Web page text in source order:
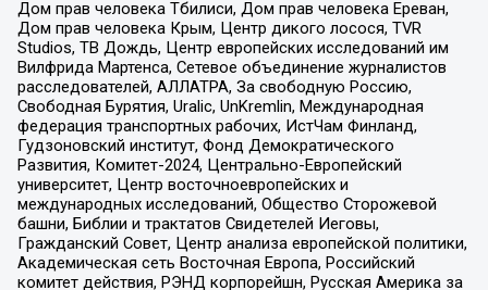
Дом прав человека Тбилиси, Дом прав человека Ереван,
Дом прав человека Крым, Центр дикого лосося, TVR
Studios, ТВ Дождь, Центр европейских исследований им
Вилфрида Мартенса, Сетевое объединение журналистов
расследователей, АЛЛАТРА, За свободную Россию,
Свободная Бурятия, Uralic, UnKremlin, Международная
федерация транспортных рабочих, ИстЧам Финланд,
Гудзоновский институт, Фонд Демократического
Развития, Комитет-2024, Центрально-Европейский
университет, Центр восточноевропейских и
международных исследований, Общество Сторожевой
башни, Библии и трактатов Свидетелей Иеговы,
Гражданский Совет, Центр анализа европейской политики,
Академическая сеть Восточная Европа, Российский
комитет действия, РЭНД корпорейшн, Русская Америка за